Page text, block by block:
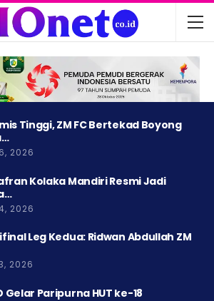
Tinggi, ZM FC Bertekad Boyong
2026
Kolaka Mandiri Resmi Jadi
2026
Leg Kedua: Ridwan Abdullah ZM
2026
Gelar Paripurna HUT ke-18